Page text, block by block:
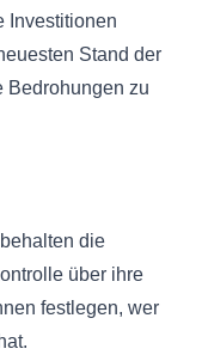
Investitionen
Stand der
Bedrohungen zu
die
über ihre
festlegen, wer